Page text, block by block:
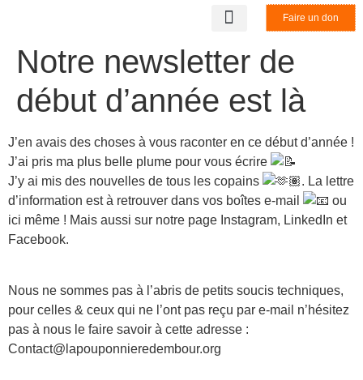
Faire un don
Notre newsletter de
début d’année est là
J’en avais des choses à vous raconter en ce début d’année !
J’ai pris ma plus belle plume pour vous écrire
J’y ai mis des nouvelles de tous les copains
. La lettre
d’information est à retrouver dans vos boîtes e-mail
ou
ici même ! Mais aussi sur notre page Instagram, LinkedIn et
Facebook.
Nous ne sommes pas à l’abris de petits soucis techniques,
pour celles & ceux qui ne l’ont pas reçu par e-mail n’hésitez
pas à nous le faire savoir à cette adresse :
Contact@lapouponnieredembour.org